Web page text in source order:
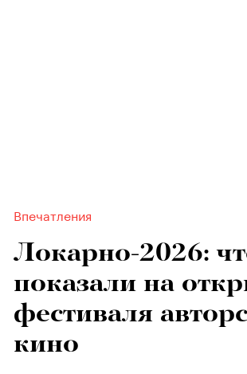
Впечатления
Локарно-2026:
показали на
фестиваля
кино